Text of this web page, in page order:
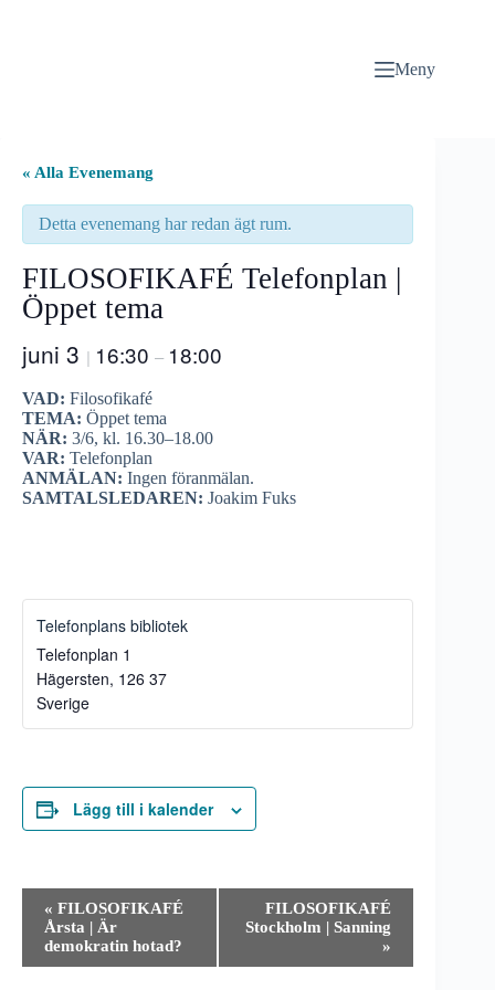
Meny
« Alla Evenemang
Detta evenemang har redan ägt rum.
FILOSOFIKAFÉ Telefonplan |
Öppet tema
juni 3 | 16:30 – 18:00
VAD: Filosofikafé
TEMA: Öppet tema
NÄR: 3/6, kl. 16.30–18.00
VAR: Telefonplan
ANMÄLAN: Ingen föranmälan.
SAMTALSLEDAREN: Joakim Fuks
Telefonplans bibliotek
Telefonplan 1
Hägersten, 126 37
Sverige
Lägg till i kalender
« FILOSOFIKAFÉ
Årsta | Är
demokratin hotad?
FILOSOFIKAFÉ
Stockholm | Sanning
»